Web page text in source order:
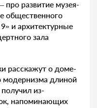
развитие музея-
общественного
и архитектурные
зала
расскажут о доме-
модернизма длиной
из-
напоминающих